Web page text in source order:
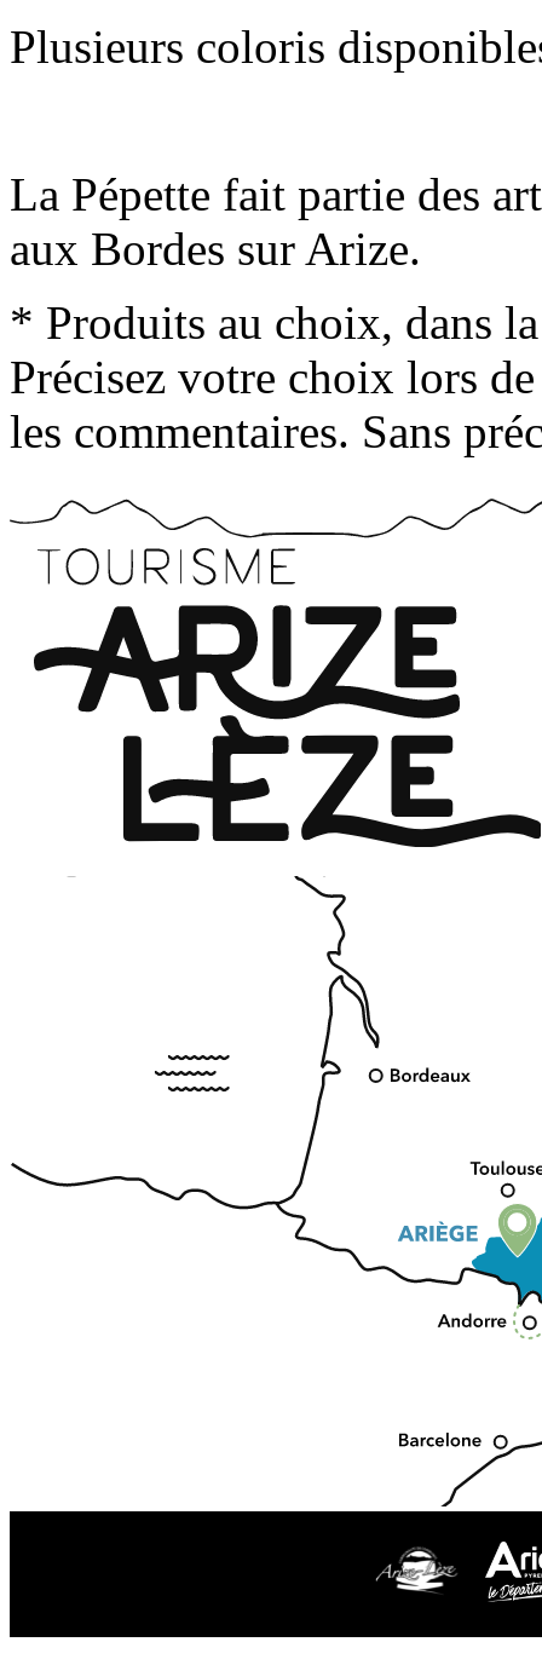
Plusieurs coloris
La Pépette fait partie des
aux Bordes sur Arize.
* Produits au choix, dans
Précisez votre choix lors
les commentaires. Sans